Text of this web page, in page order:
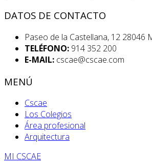
DATOS DE CONTACTO
Paseo de la Castellana, 12 28046
TELÉFONO: 914 352 200
E-MAIL: cscae@cscae.com
MENÚ
Cscae
Los Colegios
Área profesional
Arquitectura
MI CSCAE